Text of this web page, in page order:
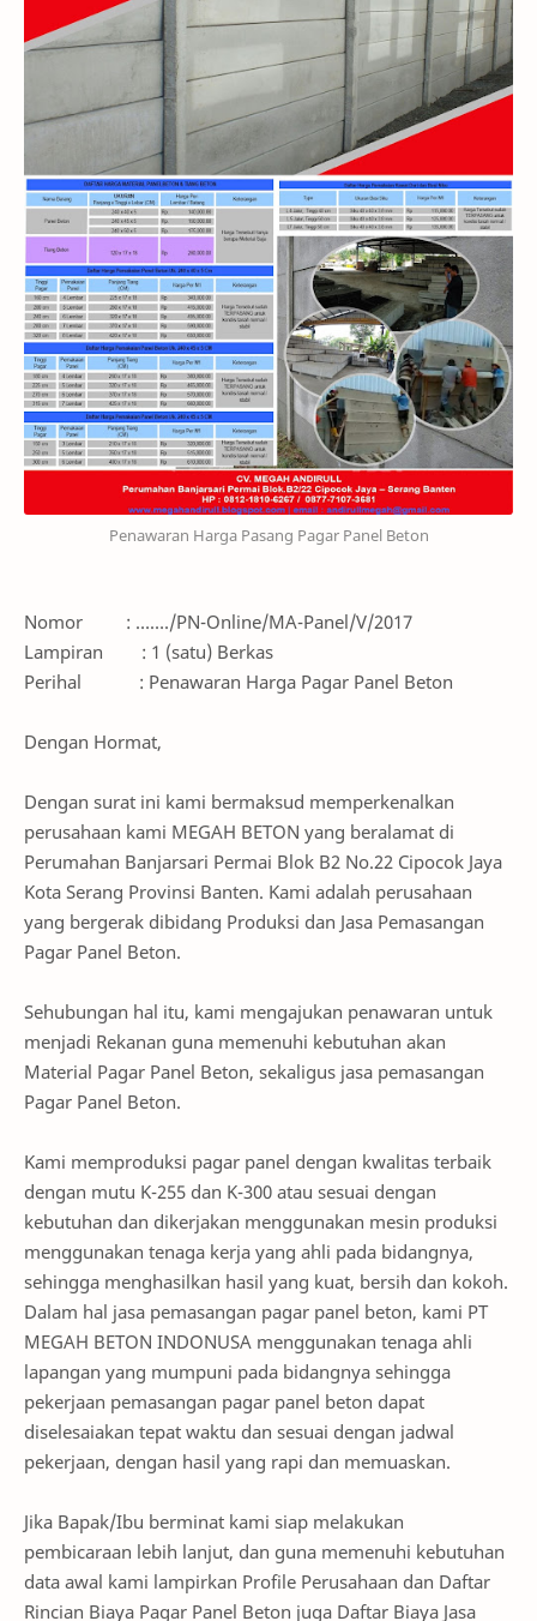
Penawaran Harga Pasang Pagar Panel Beton
Nomor : ……./PN-Online/MA-Panel/V/2017
Lampiran : 1 (satu) Berkas
Perihal : Penawaran Harga Pagar Panel Beton
Dengan Hormat,
Dengan surat ini kami bermaksud memperkenalkan
perusahaan kami MEGAH BETON yang beralamat di
Perumahan Banjarsari Permai Blok B2 No.22 Cipocok Jaya
Kota Serang Provinsi Banten. Kami adalah perusahaan
yang bergerak dibidang Produksi dan Jasa Pemasangan
Pagar Panel Beton.
Sehubungan hal itu, kami mengajukan penawaran untuk
menjadi Rekanan guna memenuhi kebutuhan akan
Material Pagar Panel Beton, sekaligus jasa pemasangan
Pagar Panel Beton.
Kami memproduksi pagar panel dengan kwalitas terbaik
dengan mutu K-255 dan K-300 atau sesuai dengan
kebutuhan dan dikerjakan menggunakan mesin produksi
menggunakan tenaga kerja yang ahli pada bidangnya,
sehingga menghasilkan hasil yang kuat, bersih dan kokoh.
Dalam hal jasa pemasangan pagar panel beton, kami PT
MEGAH BETON INDONUSA menggunakan tenaga ahli
lapangan yang mumpuni pada bidangnya sehingga
pekerjaan pemasangan pagar panel beton dapat
diselesaiakan tepat waktu dan sesuai dengan jadwal
pekerjaan, dengan hasil yang rapi dan memuaskan.
Jika Bapak/Ibu berminat kami siap melakukan
pembicaraan lebih lanjut, dan guna memenuhi kebutuhan
data awal kami lampirkan Profile Perusahaan dan Daftar
Rincian Biaya Pagar Panel Beton juga Daftar Biaya Jasa